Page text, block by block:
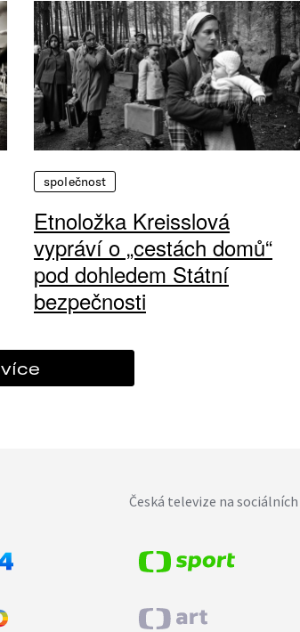
společnost
Etnoložka Kreisslová
vypráví o „cestách domů“
pod dohledem Státní
bezpečnosti
více
Česká televize na